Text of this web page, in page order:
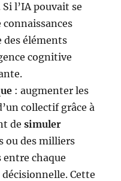
Si l’IA pouvait se
connaissances
éléments
cognitive
: augmenter les
collectif grâce à
desimuler
ou des milliers
entre chaque
Cette